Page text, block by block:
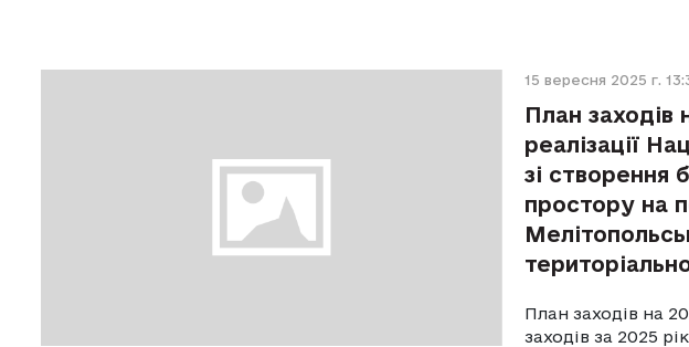
15 вересня 2025 г.
План заходів
реалізації
зі створення
простору на
План заходів на
заходів за 2025 рік